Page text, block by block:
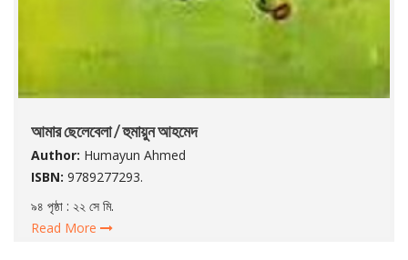
আমার ছেলেবেলা / হুমায়ুন আহমেদ
Author: Humayun Ahmed
ISBN: 9789277293.
৯৪ পৃষ্ঠা : ২২ সে মি.
Read More